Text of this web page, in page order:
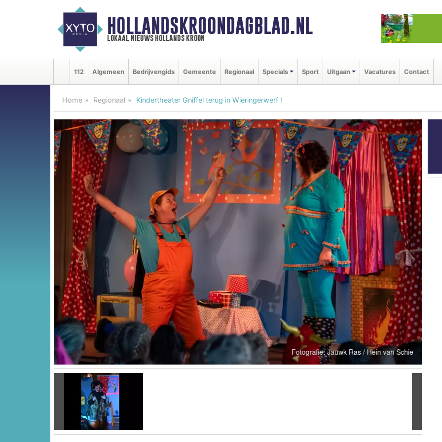
HOLLANDSKROONDAGBLAD.NL
lokaal nieuws hollands kroon
112 Algemeen Bedrijvengids Gemeente Regionaal Specials Sport Uitgaan Vacatures Contact
Home Regionaal Kindertheater Gniffel terug in Wieringerwerf !